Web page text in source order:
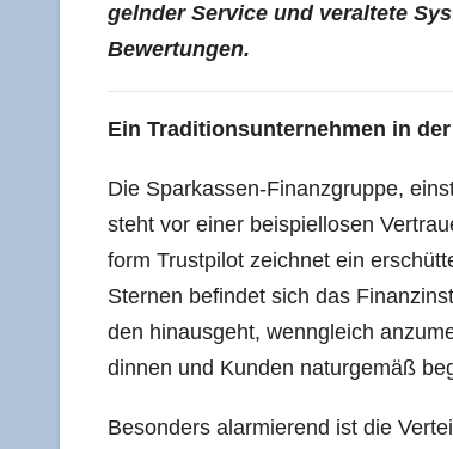
geln­der Ser­vice und ver­al­te­te
Bewertungen.
Ein Tra­di­ti­ons­un­ter­neh­men in
Die Spar­kas­sen-Finanz­grup­pe,
steht vor einer bei­spiel­lo­sen
form Trust­pi­lot zeich­net ein
Ster­nen befin­det sich das
den hin­aus­geht, wenn­gleich
din­nen und Kun­den natur­ge­mäß
Beson­ders alar­mie­rend ist die